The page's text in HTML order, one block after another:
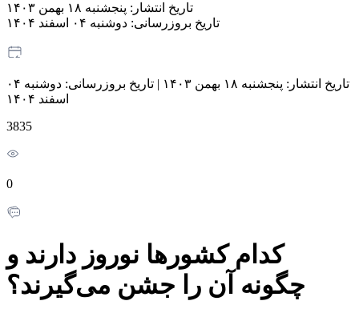
تاریخ انتشار: پنجشنبه ۱۸ بهمن ۱۴۰۳
تاریخ بروزرسانی: دوشنبه ۰۴ اسفند ۱۴۰۴
تاریخ انتشار: پنجشنبه ۱۸ بهمن ۱۴۰۳ | تاریخ بروزرسانی:
دوشنبه ۰۴
اسفند ۱۴۰۴
3835
0
کدام کشورها نوروز دارند و
چگونه آن را جشن می‌گیرند؟